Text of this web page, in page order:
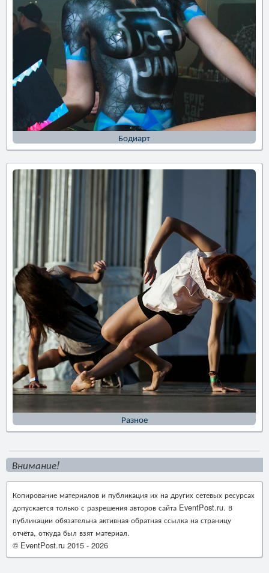
Бодиарт
Разное
Внимание!
Копирование материалов и публикация их на других сетевых ресурсах
допускается только с разрешения авторов сайта EventPost.ru. В
публикации обязательна активная обратная ссылка на страницу
отчёта, откуда был взят материал.
© EventPost.ru 2015 - 2026